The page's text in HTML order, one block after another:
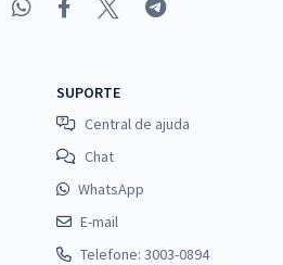
SUPORTE
Central de ajuda
Chat
WhatsApp
E-mail
Telefone: 3003-0894